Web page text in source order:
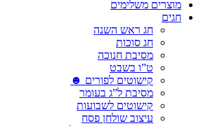
מוצרים משלימים
חגים
חג ראש השנה
חג סוכות
מסיבת חנוכה
ט”ו בשבט
קישוטים לפורים ☻
מסיבת ל”ג בעומר
קישוטים לשבועות
עיצוב שולחן פסח